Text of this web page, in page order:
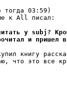
тогда 03:59)
к All писал:
у subj?
и пришел
книгу
что это все